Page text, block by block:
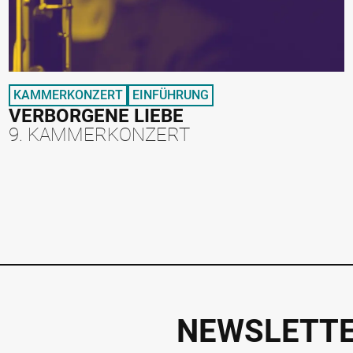
KAMMERKONZERT EINFÜHRUNG
VERBORGENE LIEBE
9. KAMMERKONZERT